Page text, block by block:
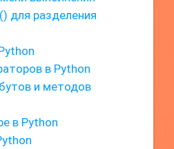
для разделения
в Python
и методов
в Python